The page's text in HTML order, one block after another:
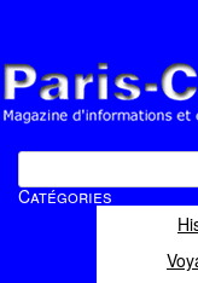
Magazine
Catégories